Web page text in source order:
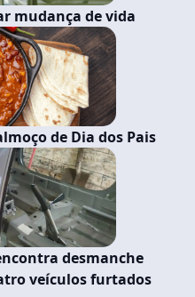
mudança de vida
de Dia dos Pais
desmanche
veículos furtados